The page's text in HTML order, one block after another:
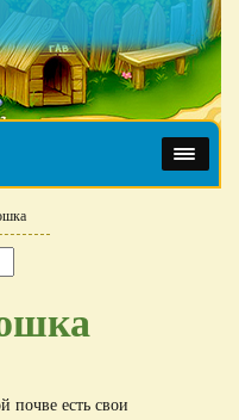
почве есть свои